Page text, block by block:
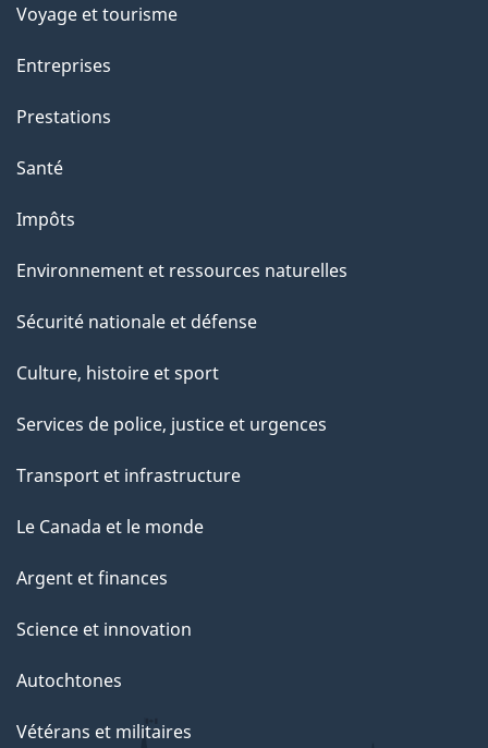
Voyage et tourisme
Entreprises
Prestations
Santé
Impôts
Environnement et ressources naturelles
Sécurité nationale et défense
Culture, histoire et sport
Services de police, justice et urgences
Transport et infrastructure
Le Canada et le monde
Argent et finances
Science et innovation
Autochtones
Vétérans et militaires